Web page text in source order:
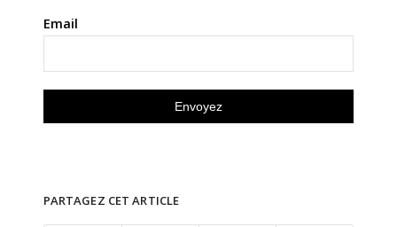
Email
PARTAGEZ CET ARTICLE